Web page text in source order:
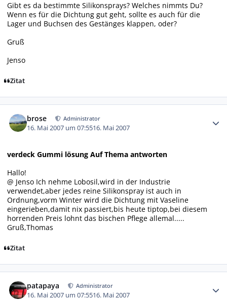
Gibt es da bestimmte Silikonsprays? Welches nimmts Du?
Wenn es für die Dichtung gut geht, sollte es auch für die
Lager und Buchsen des Gestänges klappen, oder?
Gruß
Jenso
Zitat
brose Administrator
16. Mai 2007 um 07:5516. Mai 2007
verdeck Gummi lösung Auf Thema antworten
Hallo!
@ Jenso Ich nehme Lobosil,wird in der Industrie
verwendet,aber jedes reine Silikonspray ist auch in
Ordnung,vorm Winter wird die Dichtung mit Vaseline
eingerieben,damit nix passiert,bis heute tiptop,bei diesem
horrenden Preis lohnt das bischen Pflege allemal.....
Gruß,Thomas
Zitat
patapaya Administrator
16. Mai 2007 um 07:5516. Mai 2007